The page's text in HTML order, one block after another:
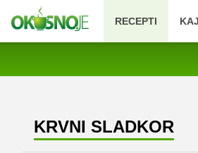
RECEPTI
KRVNI SLADKOR